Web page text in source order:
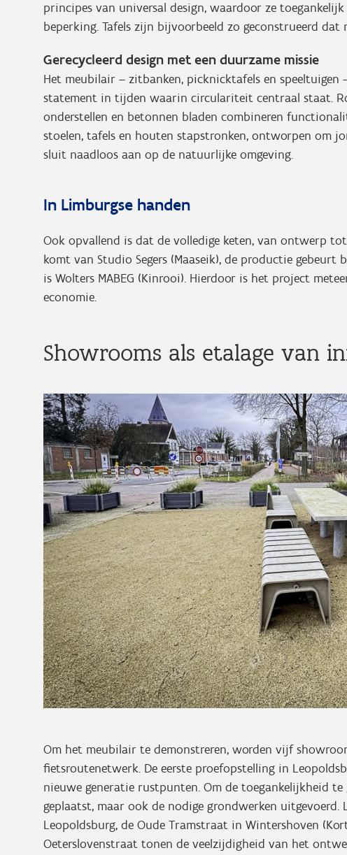
principes van universal design, waardoor ze
beperking. Tafels zijn bijvoorbeeld zo geconstrueerd
Gerecycleerd design met een duurzame missie
Het meubilair – zitbanken, picknicktafels en speeltuigen
statement in tijden waarin circulariteit centraal staat.
onderstellen en betonnen bladen combineren
stoelen, tafels en houten stapstronken, ontworpen om
sluit naadloos aan op de natuurlijke omgeving.
In Limburgse handen
Ook opvallend is dat de volledige keten, van ontwerp
komt van Studio Segers (Maaseik), de productie gebeurt
is Wolters MABEG (Kinrooi). Hierdoor is het project
economie.
Showrooms als etalage van
Om het meubilair te demonstreren, worden vijf
fietsroutenetwerk. De eerste proefopstelling in
nieuwe generatie rustpunten. Om de toegankelijkheid
geplaatst, maar ook de nodige grondwerken
Leopoldsburg, de Oude Tramstraat in Wintershoven
Oeterslovenstraat tonen de veelzijdigheid van het